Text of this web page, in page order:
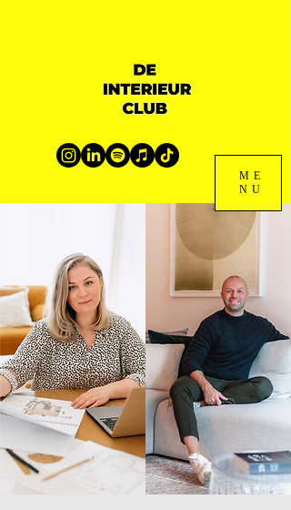
ME
NU